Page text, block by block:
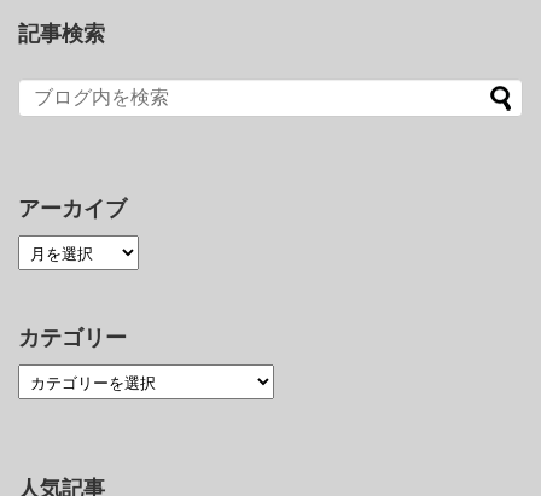
記事検索
アーカイブ
カテゴリー
人気記事